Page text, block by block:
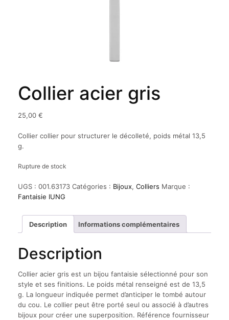
Collier acier gris
25,00 €
Collier collier pour structurer le décolleté, poids métal 13,5
g.
Rupture de stock
UGS : 001.63173 Catégories : Bijoux, Colliers Marque :
Fantaisie IUNG
Description Informations complémentaires
Description
Collier acier gris est un bijou fantaisie sélectionné pour son
style et ses finitions. Le poids métal renseigné est de 13,5
g. La longueur indiquée permet d’anticiper le tombé autour
du cou. Le collier peut être porté seul ou associé à d’autres
bijoux pour créer une superposition. Référence fournisseur